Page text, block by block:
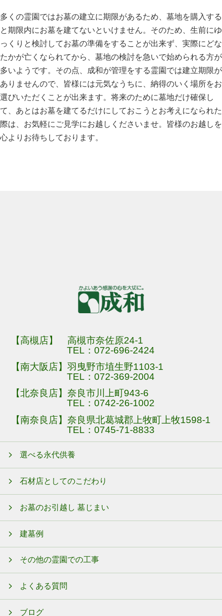
多くの霊園ではお墓の建立に期限があるため、墓地を購入する
と期限内にお墓を建てないといけません。そのため、生前にゆ
っくりと検討してお墓の準備をすることが出来ず、実際にどな
たかが亡くなられてから、墓地の検討を急いで始められる方が
多いようです。その点、成和が管理をする霊園では建立期限が
ありませんので、皆様には元気なうちに、納得のいく場所をお
選びいただくことが出来ます。将来のために墓地だけ確保し
て、あとはお墓を建てるだけにしておこうとお考えになられた
際は、お気軽にご見学にお越しくださいませ。皆様のお越しを
心よりお待ちしております。
【高槻店】 高槻市奈佐原24-1
TEL：072-696-2424
【南大阪店】羽曳野市埴生野1103-1
TEL：072-369-2004
【北奈良店】奈良市川上町943-6
TEL：0742-26-1002
【南奈良店】奈良県北葛城郡上牧町上牧1598-1
TEL：0745-71-8833
選べる永代供養
石材店としてのこだわり
お墓のお引越し 墓じまい
建墓例
その他の霊園での工事
よくある質問
ブログ